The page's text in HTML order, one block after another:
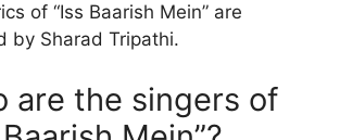
of “Iss Baarish Mein” are
by Sharad Tripathi.
are the singers of